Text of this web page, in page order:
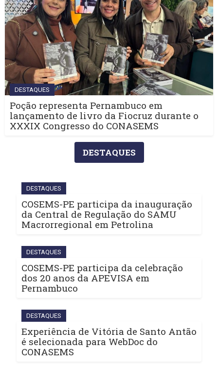
DESTAQUES
Poção representa Pernambuco em
lançamento de livro da Fiocruz durante o
XXXIX Congresso do CONASEMS
DESTAQUES
DESTAQUES
COSEMS-PE participa da inauguração
da Central de Regulação do SAMU
Macrorregional em Petrolina
DESTAQUES
COSEMS-PE participa da celebração
dos 20 anos da APEVISA em
Pernambuco
DESTAQUES
Experiência de Vitória de Santo Antão
é selecionada para WebDoc do
CONASEMS